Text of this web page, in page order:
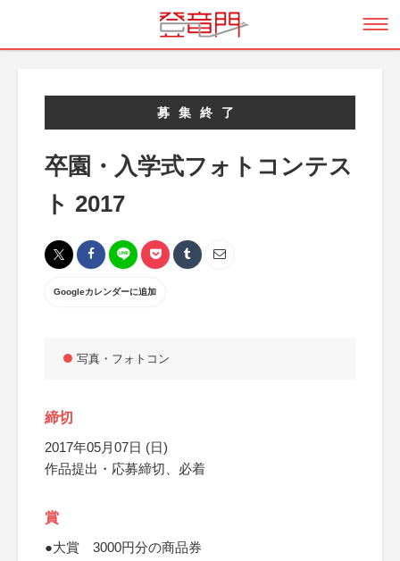
募集終了
卒園・入学式フォトコンテス
ト 2017
Googleカレンダーに追加
写真・フォトコン
締切
2017年05月07日 (日)
作品提出・応募締切、必着
賞
●大賞 3000円分の商品券